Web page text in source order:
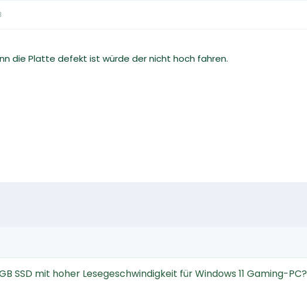
die Platte defekt ist würde der nicht hoch fahren.
SSD mit hoher Lesegeschwindigkeit für Windows 11 Gaming-PC?